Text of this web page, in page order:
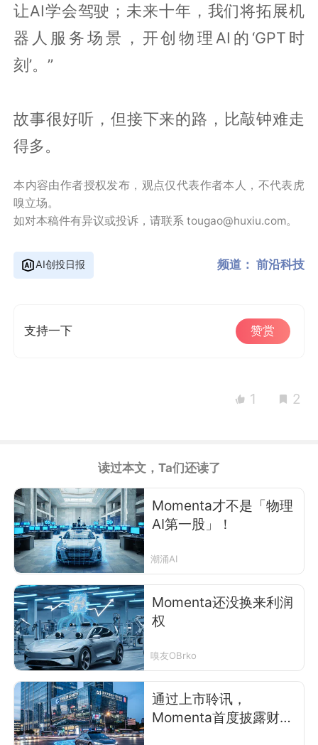
让AI学会驾驶；未来十年，我们将拓展机
器人服务场景，开创物理AI的‘GPT时
刻’。”
故事很好听，但接下来的路，比敲钟难走
得多。
本内容由作者授权发布，观点仅代表作者本人，不代表虎
嗅立场。
如对本稿件有异议或投诉，请联系 tougao@huxiu.com。
AI创投日报 频道： 前沿科技
支持一下 赞赏
1 2
读过本文，Ta们还读了
Momenta才不是「物理
AI第一股」！
潮涌AI
Momenta还没换来利润
权
嗅友OBrko
通过上市聆讯，
Momenta首度披露财务